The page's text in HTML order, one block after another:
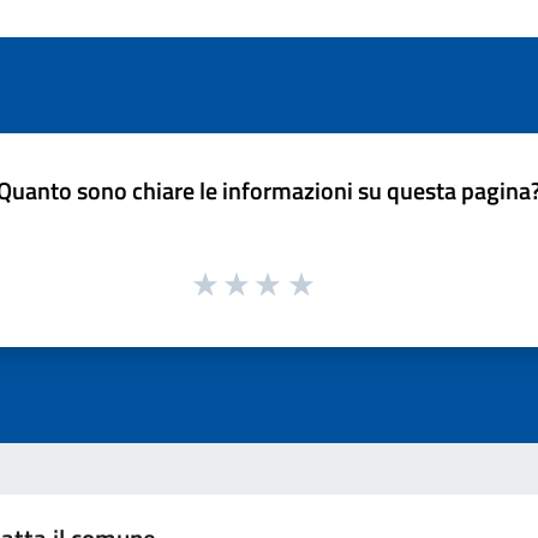
sono chiare le informazioni su questa